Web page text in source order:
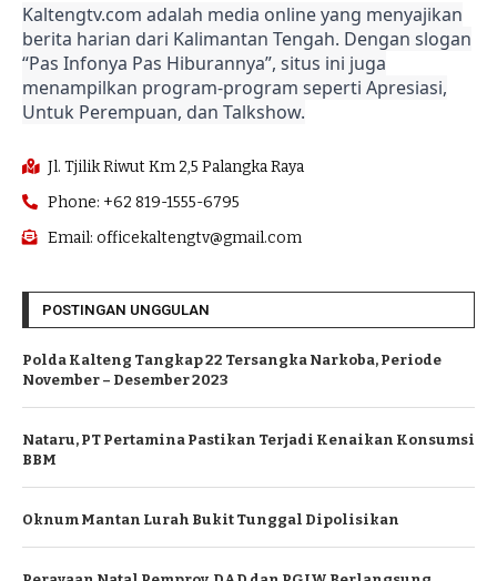
Kaltengtv.com adalah media online yang menyajikan
berita harian dari Kalimantan Tengah. Dengan slogan
“Pas Infonya Pas Hiburannya”, situs ini juga
menampilkan program-program seperti Apresiasi,
Untuk Perempuan, dan Talkshow.
Jl. Tjilik Riwut Km 2,5 Palangka Raya
Phone: +62 819-1555-6795
Email: officekaltengtv@gmail.com
POSTINGAN UNGGULAN
Polda Kalteng Tangkap 22 Tersangka Narkoba, Periode
November – Desember 2023
Nataru, PT Pertamina Pastikan Terjadi Kenaikan Konsumsi
BBM
Oknum Mantan Lurah Bukit Tunggal Dipolisikan